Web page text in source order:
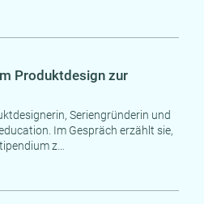
Produktdesign zur
Seriengründerin und
Im Gespräch erzählt sie,
z…